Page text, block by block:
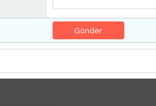
Gönder